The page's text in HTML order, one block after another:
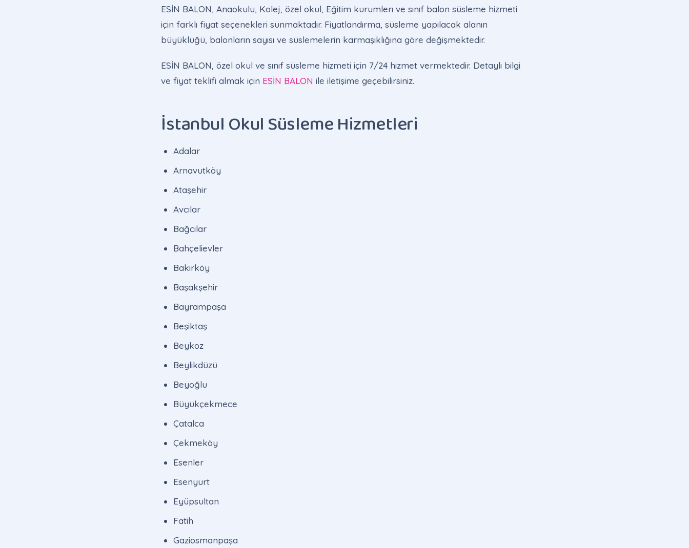
ESİN BALON, Anaokulu, Kolej, özel okul, Eğitim kurumlerı ve sınıf balon süsleme hizmeti
için farklı fiyat seçenekleri sunmaktadır. Fiyatlandırma, süsleme yapılacak alanın
büyüklüğü, balonların sayısı ve süslemelerin karmaşıklığına göre değişmektedir.
ESİN BALON, özel okul ve sınıf süsleme hizmeti için 7/24 hizmet vermektedir. Detaylı bilgi
ve fiyat teklifi almak için ESİN BALON ile iletişime geçebilirsiniz.
İstanbul Okul Süsleme Hizmetleri
Adalar
Arnavutköy
Ataşehir
Avcılar
Bağcılar
Bahçelievler
Bakırköy
Başakşehir
Bayrampaşa
Beşiktaş
Beykoz
Beylikdüzü
Beyoğlu
Büyükçekmece
Çatalca
Çekmeköy
Esenler
Esenyurt
Eyüpsultan
Fatih
Gaziosmanpaşa